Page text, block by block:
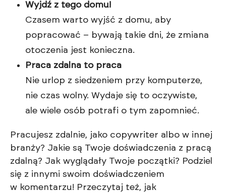
Wyjdź z tego domu!
Czasem warto wyjść z domu, aby
popracować – bywają takie dni, że zmiana
otoczenia jest konieczna.
Praca zdalna to praca
Nie urlop z siedzeniem przy komputerze,
nie czas wolny. Wydaje się to oczywiste,
ale wiele osób potrafi o tym zapomnieć.
Pracujesz zdalnie, jako copywriter albo w innej
branży? Jakie są Twoje doświadczenia z pracą
zdalną? Jak wyglądały Twoje początki? Podziel
się z innymi swoim doświadczeniem
w komentarzu! Przeczytaj też, jak